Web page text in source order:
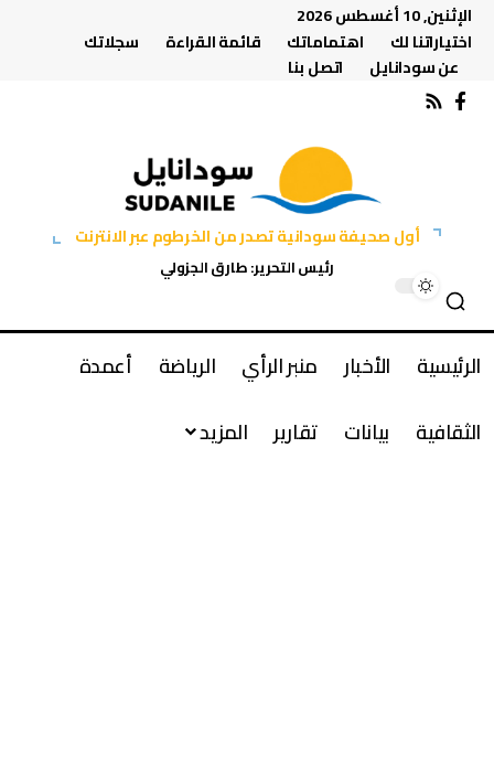
الإثنين, 10 أغسطس 2026
اختياراتنا لك
اهتماماتك قائمة القراءة
سجلاتك
عن سودانايل
اتصل بنا
أول صحيفة سودانية تصدر من الخرطوم عبر الانترنت
رئيس التحرير: طارق الجزولي
الرئيسية الأخبار منبر الرأي الرياضة
أعمدة
الثقافية
بيانات تقارير المزيد